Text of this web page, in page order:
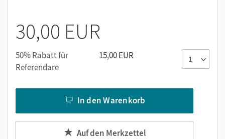
30,00 EUR
50% Rabatt für
Referendare
15,00 EUR
In den Warenkorb
Auf den Merkzettel